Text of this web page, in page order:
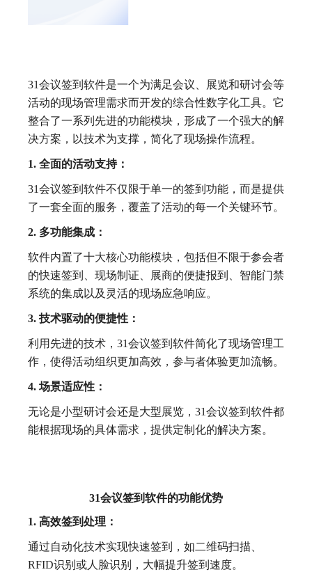
31会议签到软件是一个为满足会议、展览和研讨会等
活动的现场管理需求而开发的综合性数字化工具。它
整合了一系列先进的功能模块，形成了一个强大的解
决方案，以技术为支撑，简化了现场操作流程。
1. 全面的活动支持：
31会议签到软件不仅限于单一的签到功能，而是提供
了一套全面的服务，覆盖了活动的每一个关键环节。
2. 多功能集成：
软件内置了十大核心功能模块，包括但不限于参会者
的快速签到、现场制证、展商的便捷报到、智能门禁
系统的集成以及灵活的现场应急响应。
3. 技术驱动的便捷性：
利用先进的技术，31会议签到软件简化了现场管理工
作，使得活动组织更加高效，参与者体验更加流畅。
4. 场景适应性：
无论是小型研讨会还是大型展览，31会议签到软件都
能根据现场的具体需求，提供定制化的解决方案。
31会议签到软件的功能优势
1. 高效签到处理：
通过自动化技术实现快速签到，如二维码扫描、
RFID识别或人脸识别，大幅提升签到速度。